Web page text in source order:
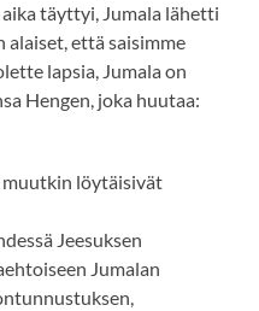
täyttyi, Jumala lähetti
alaiset, että saisimme
lapsia, Jumala on
Hengen, joka huutaa:
muutkin löytäisivät
Jeesuksen
Jumalan